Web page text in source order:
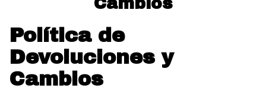
Política de
Devoluciones y
Cambios